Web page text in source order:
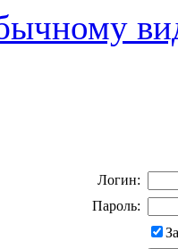
Логин:
Пароль: